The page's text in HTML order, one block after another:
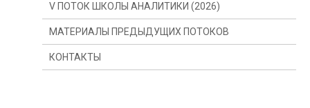
V ПОТОК ШКОЛЫ АНАЛИТИКИ (2026)
МАТЕРИАЛЫ ПРЕДЫДУЩИХ ПОТОКОВ
СБОРНИКИ АНАЛИТИЧЕСКИХ МАТЕРИАЛОВ
КОНТАКТЫ